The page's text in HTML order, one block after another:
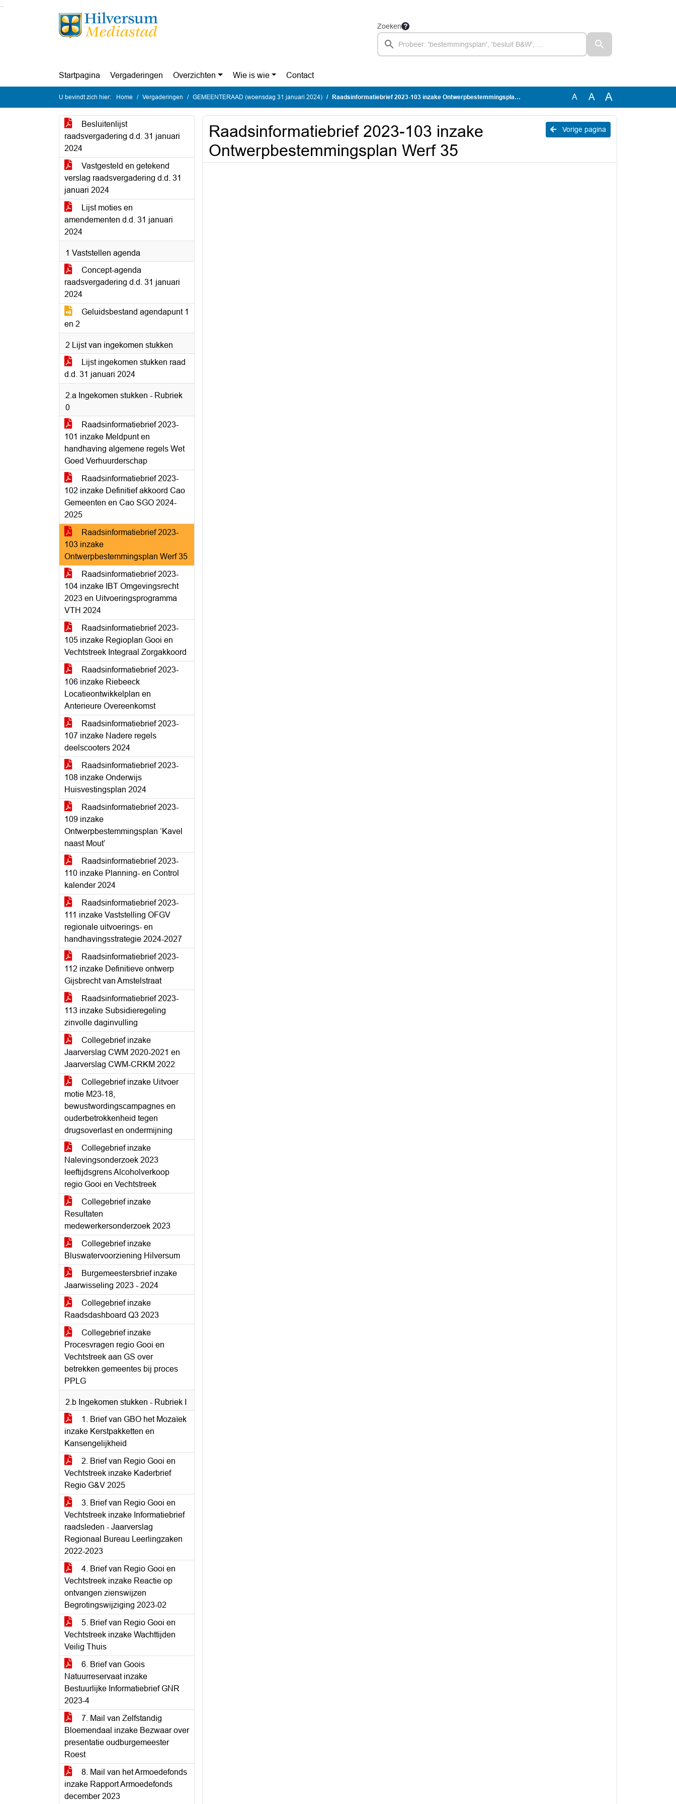
Ga naar de inhoud van deze pagina
Ga naar het zoeken
Ga naar het menu
Zoeken
Startpagina Vergaderingen Overzichten Wie is wie Contact
U bevindt zich hier: Home Vergaderingen GEMEENTERAAD (woensdag 31 januari 2024) Raadsinformatiebrief 2023-103 inzake Ontwerpbestemmingsplan Werf 35 A A A
Besluitenlijst
raadsvergadering d.d. 31 januari
2024
Vastgesteld en getekend
verslag raadsvergadering d.d. 31
januari 2024
Lijst moties en
amendementen d.d. 31 januari
2024
1 Vaststellen agenda
Concept-agenda
raadsvergadering d.d. 31 januari
2024
Geluidsbestand agendapunt 1
en 2
2 Lijst van ingekomen stukken
Lijst ingekomen stukken raad
d.d. 31 januari 2024
2.a Ingekomen stukken - Rubriek
0
Raadsinformatiebrief 2023-
101 inzake Meldpunt en
handhaving algemene regels Wet
Goed Verhuurderschap
Raadsinformatiebrief 2023-
102 inzake Definitief akkoord Cao
Gemeenten en Cao SGO 2024-
2025
Raadsinformatiebrief 2023-
103 inzake
Ontwerpbestemmingsplan Werf 35
Raadsinformatiebrief 2023-
104 inzake IBT Omgevingsrecht
2023 en Uitvoeringsprogramma
VTH 2024
Raadsinformatiebrief 2023-
105 inzake Regioplan Gooi en
Vechtstreek Integraal Zorgakkoord
Raadsinformatiebrief 2023-
106 inzake Riebeeck
Locatieontwikkelplan en
Anterieure Overeenkomst
Raadsinformatiebrief 2023-
107 inzake Nadere regels
deelscooters 2024
Raadsinformatiebrief 2023-
108 inzake Onderwijs
Huisvestingsplan 2024
Raadsinformatiebrief 2023-
109 inzake
Ontwerpbestemmingsplan ‘Kavel
naast Mout’
Raadsinformatiebrief 2023-
110 inzake Planning- en Control
kalender 2024
Raadsinformatiebrief 2023-
111 inzake Vaststelling OFGV
regionale uitvoerings- en
handhavingsstrategie 2024-2027
Raadsinformatiebrief 2023-
112 inzake Definitieve ontwerp
Gijsbrecht van Amstelstraat
Raadsinformatiebrief 2023-
113 inzake Subsidieregeling
zinvolle daginvulling
Collegebrief inzake
Jaarverslag CWM 2020-2021 en
Jaarverslag CWM-CRKM 2022
Collegebrief inzake Uitvoer
motie M23-18,
bewustwordingscampagnes en
ouderbetrokkenheid tegen
drugsoverlast en ondermijning
Collegebrief inzake
Nalevingsonderzoek 2023
leeftijdsgrens Alcoholverkoop
regio Gooi en Vechtstreek
Collegebrief inzake
Resultaten
medewerkersonderzoek 2023
Collegebrief inzake
Bluswatervoorziening Hilversum
Burgemeestersbrief inzake
Jaarwisseling 2023 - 2024
Collegebrief inzake
Raadsdashboard Q3 2023
Collegebrief inzake
Procesvragen regio Gooi en
Vechtstreek aan GS over
betrekken gemeentes bij proces
PPLG
2.b Ingekomen stukken - Rubriek I
1. Brief van GBO het Mozaïek
inzake Kerstpakketten en
Kansengelijkheid
2. Brief van Regio Gooi en
Vechtstreek inzake Kaderbrief
Regio G&V 2025
3. Brief van Regio Gooi en
Vechtstreek inzake Informatiebrief
raadsleden - Jaarverslag
Regionaal Bureau Leerlingzaken
2022-2023
4. Brief van Regio Gooi en
Vechtstreek inzake Reactie op
ontvangen zienswijzen
Begrotingswijziging 2023-02
5. Brief van Regio Gooi en
Vechtstreek inzake Wachttijden
Veilig Thuis
6. Brief van Goois
Natuurreservaat inzake
Bestuurlijke Informatiebrief GNR
2023-4
7. Mail van Zelfstandig
Bloemendaal inzake Bezwaar over
presentatie oudburgemeester
Roest
8. Mail van het Armoedefonds
inzake Rapport Armoedefonds
december 2023
Vorige pagina
Raadsinformatiebrief 2023-103 inzake
Ontwerpbestemmingsplan Werf 35